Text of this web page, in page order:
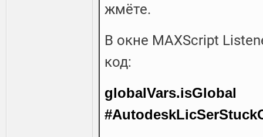
жмёте.
В окне MAXScript
код:
globalVars.isGlobal